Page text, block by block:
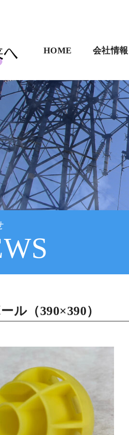
HOME 会社情報
ル（390×390）